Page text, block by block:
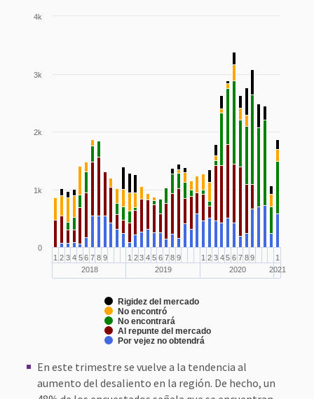
Rigidez del mercado
No encontró
No encontrará
Al repunte del mercado
Por vejez no obtendrá
1
2018
2 3 4 5 6 7 8 9
1
2019
2 3 4 5 6 7 8 9
1
2020
2 3 4 5 6 7 8 9
1
2021
0
1k
2k
3k
4k
En este trimestre se vuelve a la tendencia al
aumento del desaliento en la región. De hecho, un